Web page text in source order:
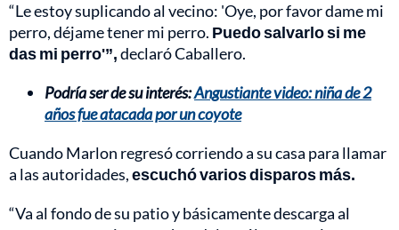
“Le estoy suplicando al vecino: 'Oye, por favor dame mi
perro, déjame tener mi perro. Puedo salvarlo si me
das mi perro'”,declaró Caballero.
Podría ser de su interés:Angustiante video: niña de 2
años fue atacada por un coyote
Cuando Marlon regresó corriendo a su casa para llamar
a las autoridades,escuchó varios disparos más.
“Va al fondo de su patio y básicamente descarga al